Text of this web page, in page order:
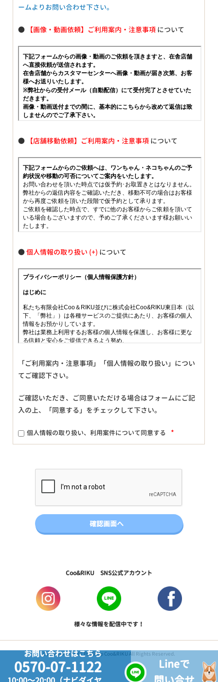
ームよりお問い合わせ下さい。
● 【画像・動画依頼】ご利用案内・注意事項 について
● 【店舗移動依頼】ご利用案内・注意事項 について
●個人情報の取り扱い について
「ご利用案内・注意事項」「個人情報の取り扱い」につい
てご確認下さい。
ご確認いただき、ご同意いただける場合はフォームにご記
入の上、「同意する」をチェックして下さい。
個人情報の取り扱い、利用案件について同意する *
お問い合わせはこちら
0570-07-1122
Lineで
Coo&RIKU SNS公式アカウント
様々な情報を配信中です！
Copyright © 2017 PetShop Coo&RIKU All Rights Reserved.